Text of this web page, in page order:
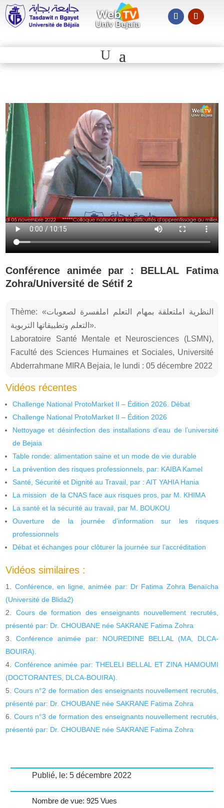
Conférence animée par : BELLAL Fatima
Zohra/Université de Sétif 2
Thème: «النظرية املتعلقة بمهام التعلم املفسرة لصعوبات
التعلم وتطبيقاتها التربوية».
Laboratoire Santé Mentale et Neurosciences (LSMN),
Faculté des Sciences Humaines et Sociales, Université
Abderrahmane MIRA Bejaia, le lundi : 05 décembre 2022
Vidéos récentes
Challenge National ProtoMarket II – Édition 2026. Débat
Challenge National ProtoMarket II – Édition 2026
Nettoyage et désinfection des installations d’eau de l’université
de Bejaia
Table ronde: alimentation saine et un mode de vie durable
La prévention des risques professionnels, par: KAIBA Kamel
Santé, Sécurité et Dignité au Travail, par : AIT YAHIA Hania
La mission de la CNAS face aux risques pros, par M. KHIMA
La santé et la sécurité au travail, par M. BOUKOU
Ouverture de la journée d’information sur les risques
professionnels
Débat et échanges pour clôturer la journée sur l’accréditation
Vidéos similaires :
Conférence, en ligne, animée par: Dr Fatima Zohra Benaïcha
(Université de Blida2)
Cours de formation des enseignants nouvellement recrutés,
présenté par: Dr. CHOUBANE née SAKRANE Fatima Zohra
Conférence animée par: NOUREDINE BELLAL (MA, DLCA-
BOUIRA).
Conférence animée par: THELELI BELLAL ET ZINA HAMOUMI
(DOCTORANTES, DLCA-BOUIRA).
Cours n°2 de formation des enseignants nouvellement recrutés,
présenté par: Dr. CHOUBANE née SAKRANE Fatima Zohra
Cours n°3 de formation des enseignants nouvellement recrutés,
présenté par: Dr. CHOUBANE née SAKRANE Fatima Zohra
Publié, le: 5 décembre 2022
Nombre de vue: 925 Vues